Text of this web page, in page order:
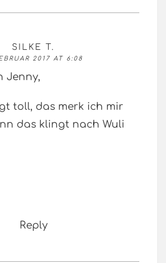
SILKE T.
2017 AT 6:08
Jenny,
toll, das merk ich mir
das klingt nach Wuli
Reply